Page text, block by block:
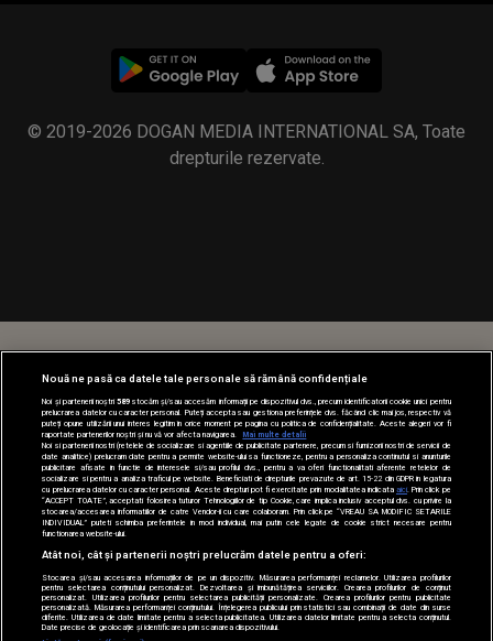
© 2019-2026 DOGAN MEDIA INTERNATIONAL SA, Toate
drepturile rezervate.
Nouă ne pasă ca datele tale personale să rămână confidențiale
Noi și partenerii noștri589stocăm și/sau accesăm informații pe dispozitivul dvs., precum identificatorii cookie unici pentru
prelucrarea datelor cu caracter personal. Puteți accepta sau gestiona preferințele dvs. făcând clic mai jos, respectiv vă
puteți opune utilizării unui interes legitim în orice moment pe pagina cu politica de confidențialitate. Aceste alegeri vor fi
raportate partenerilor noștri și nu vă vor afecta navigarea.
Mai multe detalii
Noi si partenerii nostri (retelele de socializare si agentiile de publicitate partenere, precum si furnizorii nostri de servicii de
date analitice) prelucram date pentru a permite website-ului sa functioneze, pentru a personaliza continutul si anunturile
publicitare afisate in functie de interesele si/sau profilul dvs., pentru a va oferi functionalitati aferente retelelor de
socializare si pentru a analiza traficul pe website. Beneficiati de drepturile prevazute de art. 15-22 din GDPR in legatura
cu prelucrarea datelor cu caracter personal. Aceste drepturi pot fi exercitate prin modalitatea indicataaici . Prin click pe
“ACCEPT TOATE”, acceptati folosirea tuturor Tehnologiilor de tip Cookie, care implica inclusiv acceptul dvs. cu privire la
stocarea/accesarea informatiilor de catre Vendor-ii cu care colaboram. Prin click pe “VREAU SA MODIFIC SETARILE
INDIVIDUAL” puteti schimba preferintele in mod individual, mai putin cele legate de cookie strict necesare pentru
functionarea website-ului.
Atât noi, cât și partenerii noștri prelucrăm datele pentru a oferi:
Stocarea și/sau accesarea informațiilor de pe un dispozitiv. Măsurarea performanței reclamelor. Utilizarea profilurilor
pentru selectarea conținutului personalizat. Dezvoltarea și îmbunătățirea serviciilor. Crearea profilurilor de conținut
personalizat. Utilizarea profilurilor pentru selectarea publicității personalizate. Crearea profilurilor pentru publicitate
personalizată. Măsurarea performanței conținutului. Înțelegerea publicului prin statistici sau combinații de date din surse
diferite. Utilizarea de date limitate pentru a selecta publicitatea. Utilizarea datelor limitate pentru a selecta conținutul.
Date precise de geolocație și identificarea prin scanarea dispozitivului.